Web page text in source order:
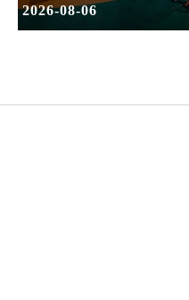
2026-08-06